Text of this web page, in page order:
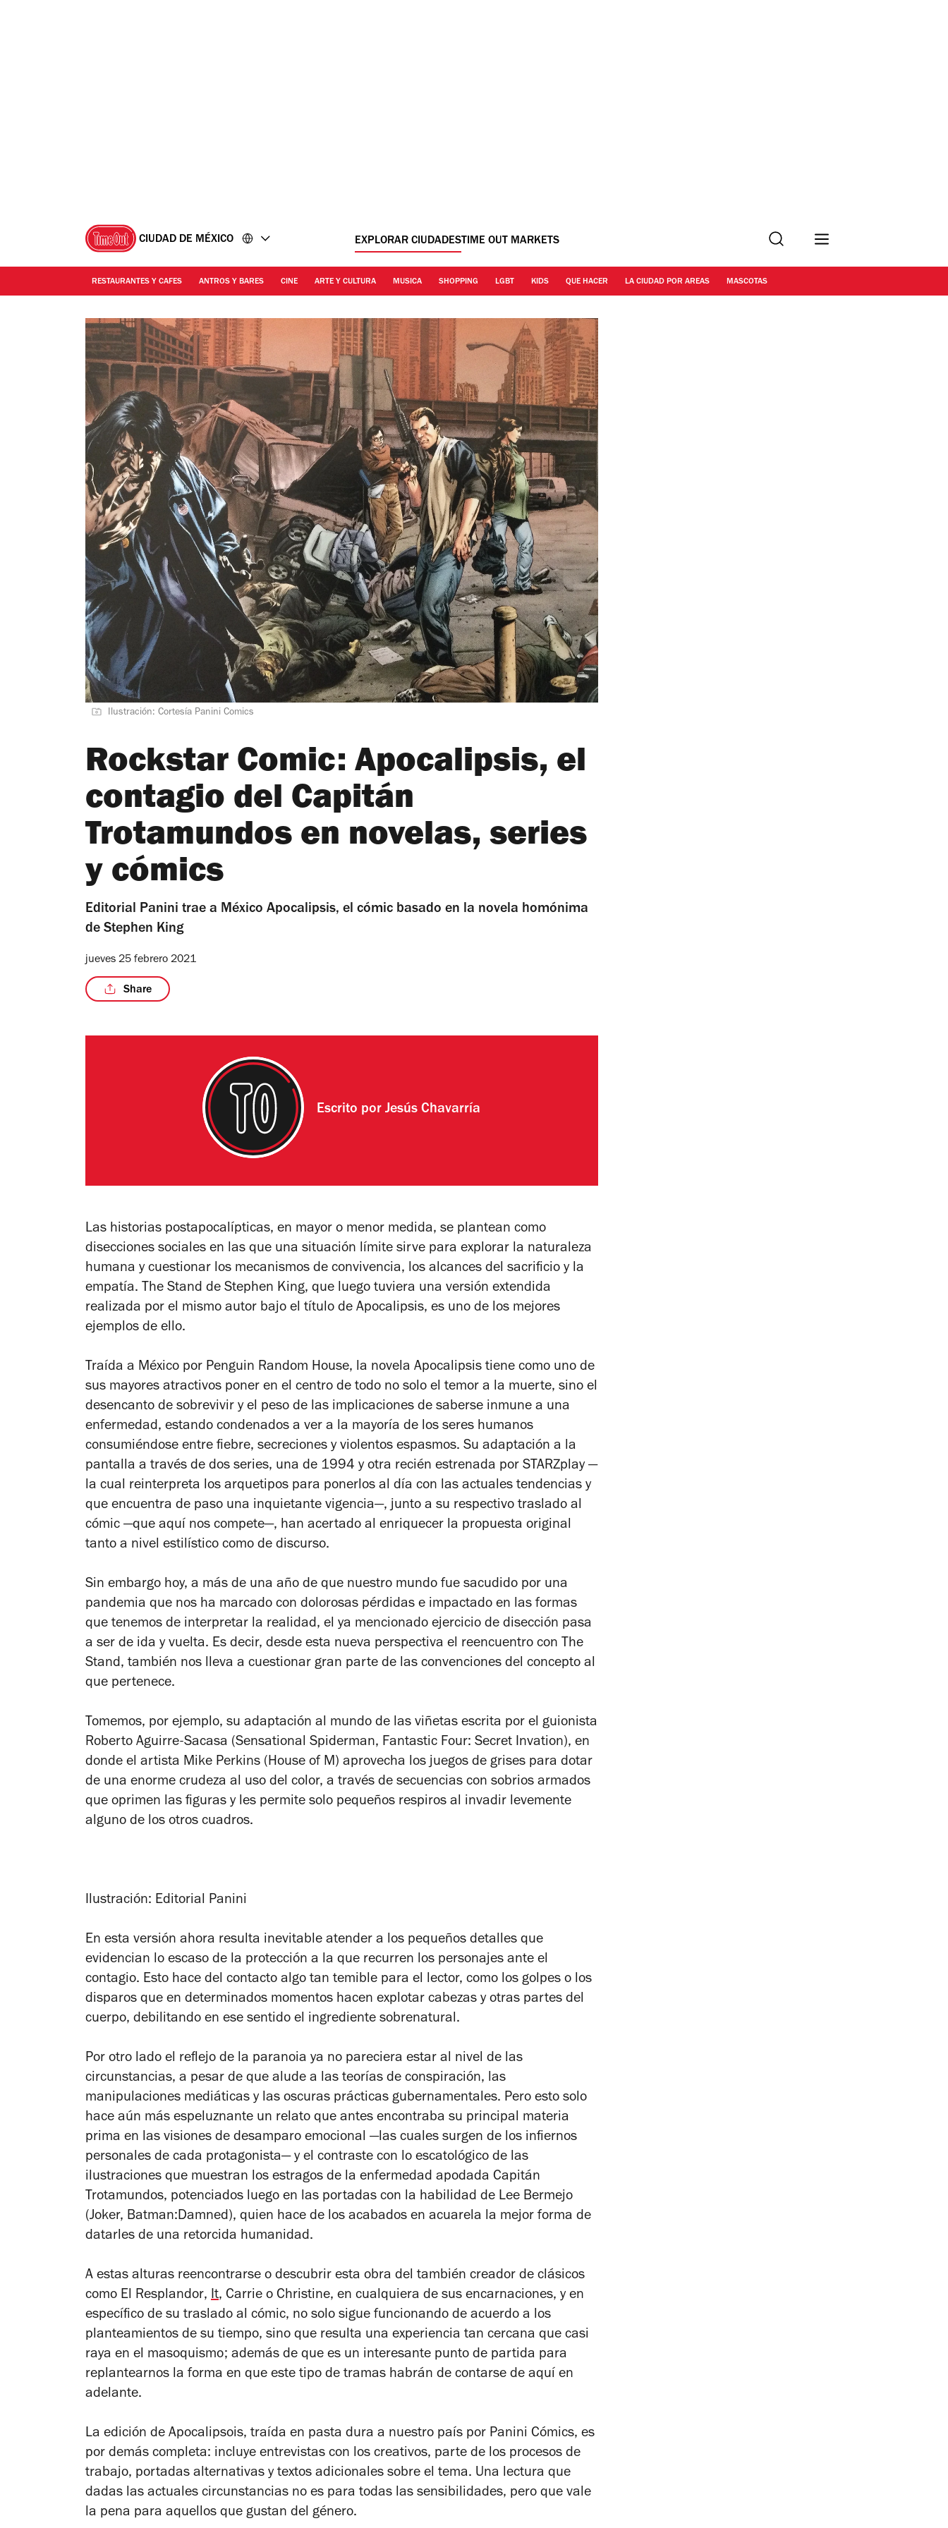
CIUDAD DE MÉXICO EXPLORAR CIUDADESTIME OUT MARKETS Buscar
RESTAURANTES Y CAFES ANTROS Y BARES CINE ARTE Y CULTURA MUSICA SHOPPING LGBT KIDS QUE HACER LA CIUDAD POR AREAS MASCOTAS
Ilustración: Cortesía Panini Comics
Rockstar Comic: Apocalipsis, el
contagio del Capitán
Trotamundos en novelas, series
y cómics
Editorial Panini trae a México Apocalipsis, el cómic basado en la novela homónima
de Stephen King
jueves 25 febrero 2021
Share
Escrito porJesús Chavarría
Las historias postapocalípticas, en mayor o menor medida, se plantean como
disecciones sociales en las que una situación límite sirve para explorar la naturaleza
humana y cuestionar los mecanismos de convivencia, los alcances del sacrificio y la
empatía. The Stand de Stephen King, que luego tuviera una versión extendida
realizada por el mismo autor bajo el título de Apocalipsis, es uno de los mejores
ejemplos de ello.
Traída a México por Penguin Random House, la novela Apocalipsis tiene como uno de
sus mayores atractivos poner en el centro de todo no solo el temor a la muerte, sino el
desencanto de sobrevivir y el peso de las implicaciones de saberse inmune a una
enfermedad, estando condenados a ver a la mayoría de los seres humanos
consumiéndose entre fiebre, secreciones y violentos espasmos. Su adaptación a la
pantalla a través de dos series, una de 1994 y otra recién estrenada por STARZplay —
la cual reinterpreta los arquetipos para ponerlos al día con las actuales tendencias y
que encuentra de paso una inquietante vigencia—, junto a su respectivo traslado al
cómic —que aquí nos compete—, han acertado al enriquecer la propuesta original
tanto a nivel estilístico como de discurso.
Sin embargo hoy, a más de una año de que nuestro mundo fue sacudido por una
pandemia que nos ha marcado con dolorosas pérdidas e impactado en las formas
que tenemos de interpretar la realidad, el ya mencionado ejercicio de disección pasa
a ser de ida y vuelta. Es decir, desde esta nueva perspectiva el reencuentro con The
Stand, también nos lleva a cuestionar gran parte de las convenciones del concepto al
que pertenece.
Tomemos, por ejemplo, su adaptación al mundo de las viñetas escrita por el guionista
Roberto Aguirre-Sacasa (Sensational Spiderman, Fantastic Four: Secret Invation), en
donde el artista Mike Perkins (House of M) aprovecha los juegos de grises para dotar
de una enorme crudeza al uso del color, a través de secuencias con sobrios armados
que oprimen las figuras y les permite solo pequeños respiros al invadir levemente
alguno de los otros cuadros.
Ilustración: Editorial Panini
En esta versión ahora resulta inevitable atender a los pequeños detalles que
evidencian lo escaso de la protección a la que recurren los personajes ante el
contagio. Esto hace del contacto algo tan temible para el lector, como los golpes o los
disparos que en determinados momentos hacen explotar cabezas y otras partes del
cuerpo, debilitando en ese sentido el ingrediente sobrenatural.
Por otro lado el reflejo de la paranoia ya no pareciera estar al nivel de las
circunstancias, a pesar de que alude a las teorías de conspiración, las
manipulaciones mediáticas y las oscuras prácticas gubernamentales. Pero esto solo
hace aún más espeluznante un relato que antes encontraba su principal materia
prima en las visiones de desamparo emocional —las cuales surgen de los infiernos
personales de cada protagonista— y el contraste con lo escatológico de las
ilustraciones que muestran los estragos de la enfermedad apodada Capitán
Trotamundos, potenciados luego en las portadas con la habilidad de Lee Bermejo
(Joker, Batman:Damned), quien hace de los acabados en acuarela la mejor forma de
datarles de una retorcida humanidad.
A estas alturas reencontrarse o descubrir esta obra del también creador de clásicos
como El Resplandor, It, Carrie o Christine, en cualquiera de sus encarnaciones, y en
específico de su traslado al cómic, no solo sigue funcionando de acuerdo a los
planteamientos de su tiempo, sino que resulta una experiencia tan cercana que casi
raya en el masoquismo; además de que es un interesante punto de partida para
replantearnos la forma en que este tipo de tramas habrán de contarse de aquí en
adelante.
La edición de Apocalipsois, traída en pasta dura a nuestro país por Panini Cómics, es
por demás completa: incluye entrevistas con los creativos, parte de los procesos de
trabajo, portadas alternativas y textos adicionales sobre el tema. Una lectura que
dadas las actuales circunstancias no es para todas las sensibilidades, pero que vale
la pena para aquellos que gustan del género.